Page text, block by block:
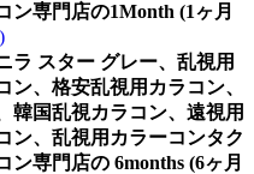
ン専門店の1Month (1ヶ月
ラ スター グレー、乱視用
ン、格安乱視用カラコン、
韓国乱視カラコン、遠視用
ン、乱視用カラーコンタク
ン専門店の 6months (6ヶ月